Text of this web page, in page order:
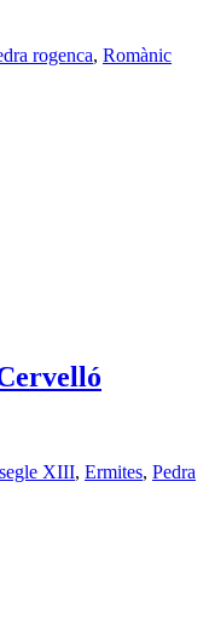
rogenca, Romànic
XIII, Ermites, Pedra